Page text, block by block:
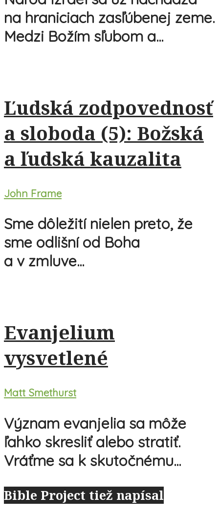
na hraniciach zasľúbenej zeme.
Medzi Božím sľubom a...
Ľudská zodpovednosť
a sloboda (5): Božská
a ľudská kauzalita
John Frame
Sme dôležití nielen preto, že
sme odlišní od Boha
a v zmluve...
Evanjelium
vysvetlené
Matt Smethurst
Význam evanjelia sa môže
ľahko skresliť alebo stratiť.
Vráťme sa k skutočnému...
Bible Project tiež napísal